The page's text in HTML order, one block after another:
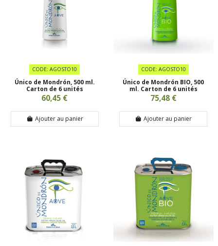
CODE: AGOSTO10
Único de Mondrón, 500 ml.
Carton de 6 unités
60,45 €
Ajouter au panier
CODE: AGOSTO10
Único de Mondrón BIO, 500
ml. Carton de 6 unités
75,48 €
Ajouter au panier